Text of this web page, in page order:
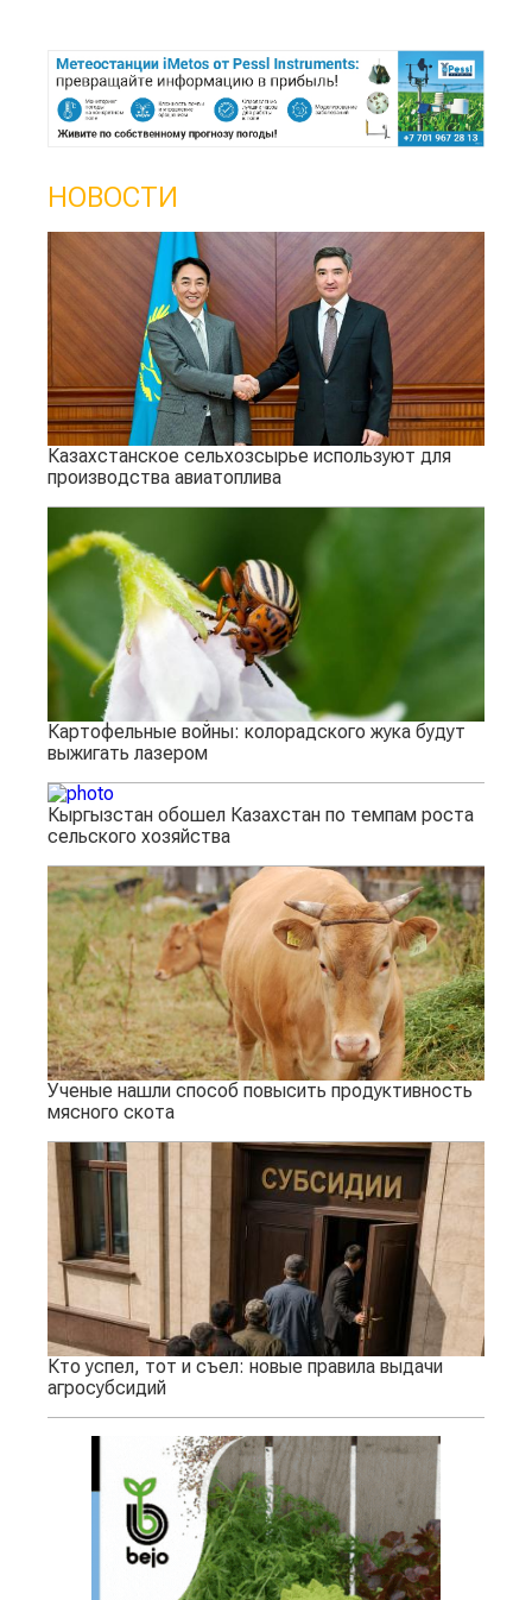
НОВОСТИ
Казахстанское сельхозсырье используют для
производства авиатоплива
Картофельные войны: колорадского жука будут
выжигать лазером
Кыргызстан обошел Казахстан по темпам роста
сельского хозяйства
Ученые нашли способ повысить продуктивность
мясного скота
Кто успел, тот и съел: новые правила выдачи
агросубсидий